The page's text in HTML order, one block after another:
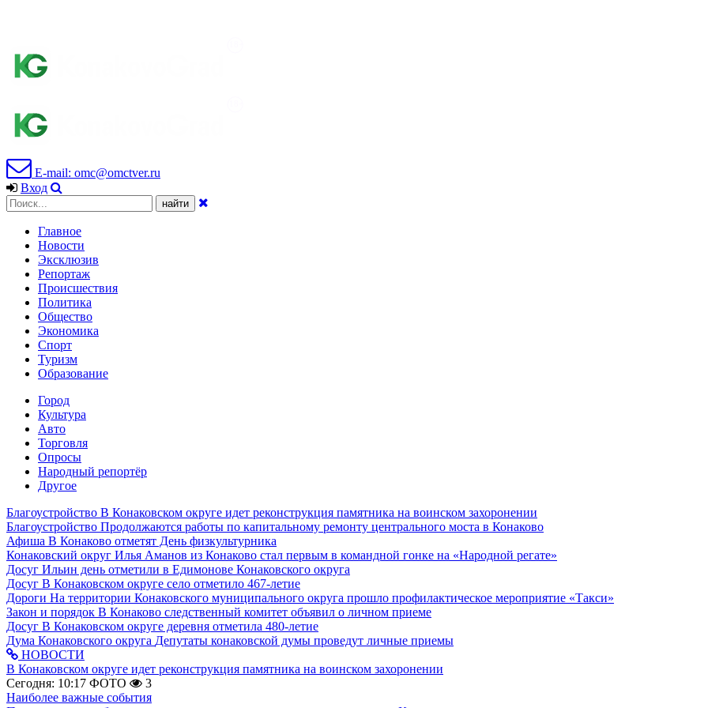
E-mail: omc@omctver.ru
Вход
Главное
Новости
Эксклюзив
Репортаж
Происшествия
Политика
Общество
Экономика
Спорт
Туризм
Образование
Город
Культура
Авто
Торговля
Опросы
Народный репортёр
Другое
Благоустройство В Конаковском округе идет реконструкция памятника на воинском захоронении
Благоустройство Продолжаются работы по капитальному ремонту центрального моста в Конаково
Афиша В Конаково отметят День физкультурника
Конаковский округ Илья Аманов из Конаково стал первым в командной гонке на «Народной регате»
Досуг Ильин день отметили в Едимонове Конаковского округа
Досуг В Конаковском округе село отметило 467-летие
Дороги На территории Конаковского муниципального округа прошло профилактическое мероприятие «Такси»
Закон и порядок В Конаково следственный комитет объявил о личном приеме
Досуг В Конаковском округе деревня отметила 480-летие
Дума Конаковского округа Депутаты конаковской думы проведут личные приемы
НОВОСТИ
В Конаковском округе идет реконструкция памятника на воинском захоронении
Сегодня: 10:17 ФОТО
3
Наиболее важные события